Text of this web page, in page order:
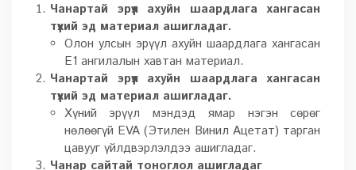
Чанартай эрүүл ахуйн шаардлага хангасан
түүхий эд материал ашигладаг.
Олон улсын эрүүл ахуйн шаардлага хангасан
E1 ангилалын хавтан материал.
Чанартай эрүүл ахуйн шаардлага хангасан
түүхий эд материал ашигладаг.
Хүний эрүүл мэндэд ямар нэгэн сөрөг
нөлөөгүй EVA (Этилен Винил Ацетат) тарган
цавууг үйлдвэрлэлдээ ашигладаг.
Чанар сайтай тоноглол ашигладаг